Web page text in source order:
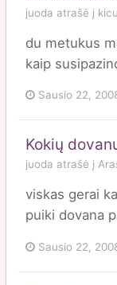
juoda atrašė į
du metukus
kaip
Sausio 22,
Kokių
juoda atrašė į
viskas gerai
puiki dovana
Sausio 22,